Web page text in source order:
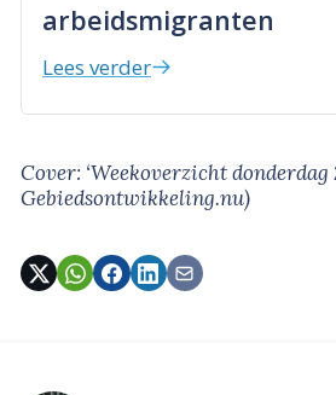
arbeidsmigranten
Lees verder
Cover: ‘Weekoverzicht donderdag
Gebiedsontwikkeling.nu)